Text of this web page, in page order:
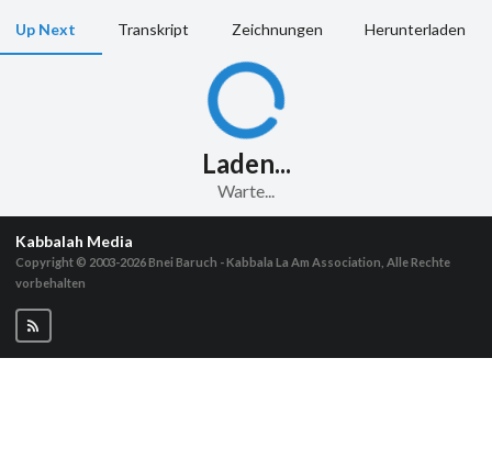
Up Next Transkript Zeichnungen Herunterladen
Laden...
Warte...
Kabbalah Media
Copyright © 2003-2026Bnei Baruch - Kabbala La Am Association, Alle Rechte
vorbehalten